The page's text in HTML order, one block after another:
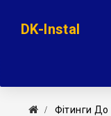
DK-Instal
Фітинги До